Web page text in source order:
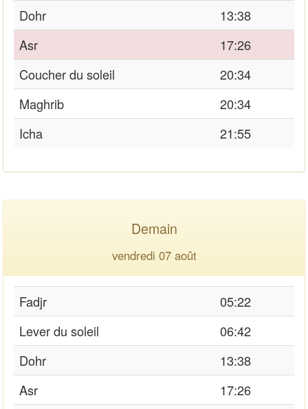
Dohr
13:38
Asr
17:26
Coucher du soleil
20:34
Maghrib
20:34
Icha
21:55
Demain
vendredi 07 août
Fadjr
05:22
Lever du soleil
06:42
Dohr
13:38
Asr
17:26